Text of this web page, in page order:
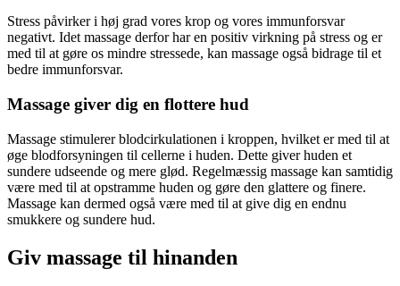
Stress påvirker i høj grad vores krop og vores immunforsvar
negativt. Idet massage derfor har en positiv virkning på stress og er
med til at gøre os mindre stressede, kan massage også bidrage til et
bedre immunforsvar.
Massage giver dig en flottere hud
Massage stimulerer blodcirkulationen i kroppen, hvilket er med til at
øge blodforsyningen til cellerne i huden. Dette giver huden et
sundere udseende og mere glød. Regelmæssig massage kan samtidig
være med til at opstramme huden og gøre den glattere og finere.
Massage kan dermed også være med til at give dig en endnu
smukkere og sundere hud.
Giv massage til hinanden